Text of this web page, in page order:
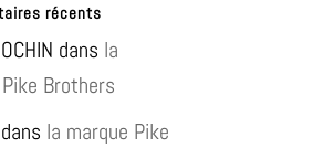
récents
dans la
Brothers
dans la marque Pike